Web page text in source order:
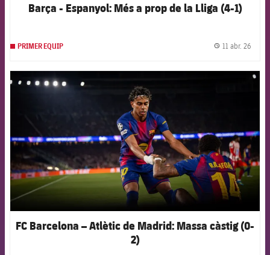
Barça - Espanyol: Més a prop de la Lliga (4-1)
PRIMER EQUIP 11 abr. 26
FC Barcelona – Atlètic de Madrid: Massa càstig (0-
2)